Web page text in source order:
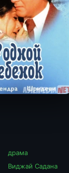
драма
Виджай Садана